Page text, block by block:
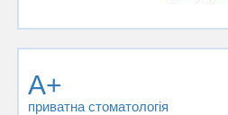
A+
приватна стоматологія